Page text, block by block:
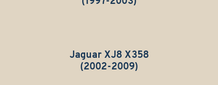
Jaguar XJ8 X358
(2002-2009)